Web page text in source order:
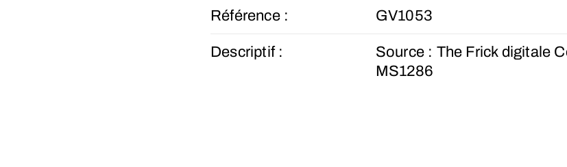
Référence : GV1053
Descriptif :
Source : The Frick digitale
MS1286